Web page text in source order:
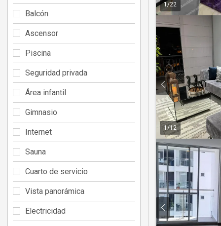
1 /22
1/12
Balcón
Ascensor
Piscina
Seguridad privada
Área infantil
Gimnasio
Internet
Sauna
Cuarto de servicio
Vista panorámica
Electricidad